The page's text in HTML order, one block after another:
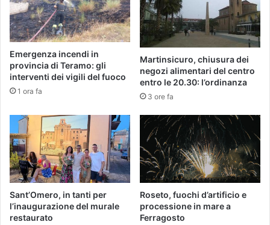
Emergenza incendi in
provincia di Teramo: gli
interventi dei vigili del fuoco
1 ora fa
Martinsicuro, chiusura dei
negozi alimentari del centro
entro le 20.30: l’ordinanza
3 ore fa
Sant’Omero, in tanti per
l’inaugurazione del murale
restaurato
Roseto, fuochi d’artificio e
processione in mare a
Ferragosto